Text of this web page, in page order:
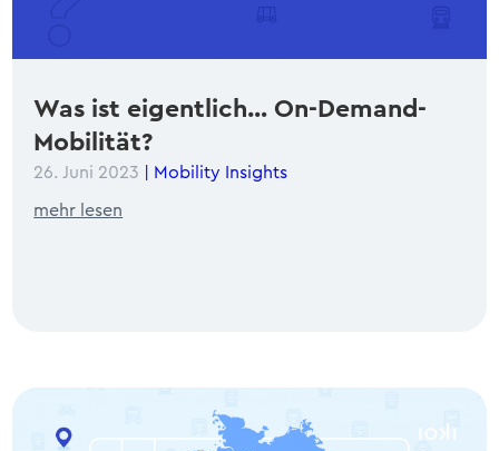
Was ist eigentlich… On-Demand-
Mobilität?
26. Juni 2023 Mobility Insights
mehr lesen